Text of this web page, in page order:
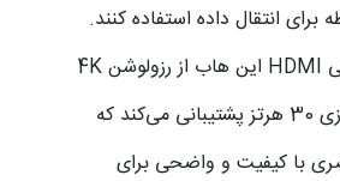
انتقال داده استفاده کنند.
همچنین، خروجی HDMI این هاب از رزولوشن 4K
با نرخ تازه‌سازی 30 هرتز پشتیبانی می‌کند که
با کیفیت و واضحی برای